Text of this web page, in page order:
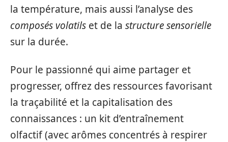
la température, mais aussi l’analyse des
composés volatils et de la structure sensorielle
sur la durée.
Pour le passionné qui aime partager et
progresser, offrez des ressources favorisant
la traçabilité et la capitalisation des
connaissances : un kit d’entraînement
olfactif (avec arômes concentrés à respirer